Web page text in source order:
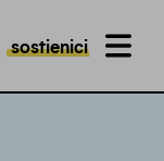
sostienici MENU